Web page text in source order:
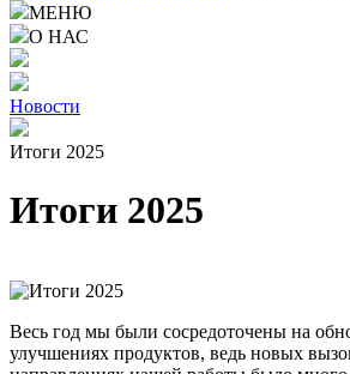
МЕНЮ
О НАС
Новости
Итоги 2025
Итоги 2025
Весь год мы были сосредоточены на
улучшениях продуктов, ведь новых